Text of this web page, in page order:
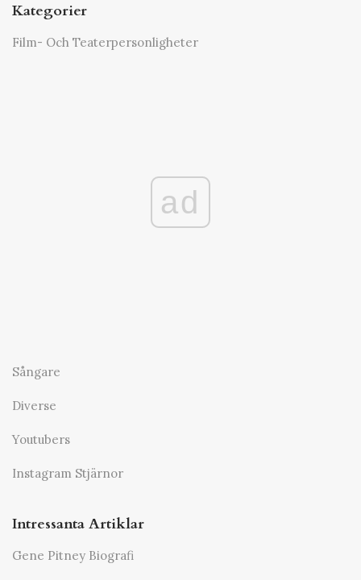
Kategorier
Film- Och Teaterpersonligheter
ad
Sångare
Diverse
Youtubers
Instagram Stjärnor
Intressanta Artiklar
Gene Pitney Biografi